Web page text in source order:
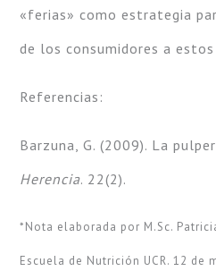
«ferias» como estrategia
de los consumidores a
Referencias:
Barzuna, G. (2009). La
Herencia. 22(2).
*Nota elaborada por M.Sc.
Escuela de Nutrición UCR. 12 de